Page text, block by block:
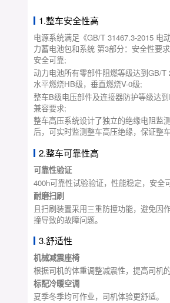
1.整车安全性高
电源系统满足《GB/T 31467.3-2015 电
力蓄电池包和系统 第3部分：安全性要求
安全可靠;
动力电池所有零部件阻燃等级达到GB/T
水平燃烧HB级，垂直燃烧V-0级;
整车B级电压部件及连接器防护等级达
兼容要求;
整车高压系统设计了独立的绝缘电阻监
后，可实时监测整车高压绝缘，保证整
2.整车可靠性高
可靠性验证
400h可靠性试验验证，性能稳定，安全
耐磨扫刷
且扫刷装置采用三重防撞功能，避免因
撞导致的故障问题。
3.舒适性
机械减震座椅
根据司机的体重调整减震性，提高司机
标配冷暖空调
夏季冬季均可作业，司机体验更舒适。